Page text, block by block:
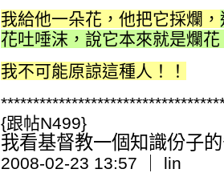
我給他一朵花，他把它採爛，
花吐唾沫，說它本來就是爛花
我不可能原諒這種人！！
{跟帖N499}
我看基督教一個知識份子
2008-02-23 13:57 ｜ lin